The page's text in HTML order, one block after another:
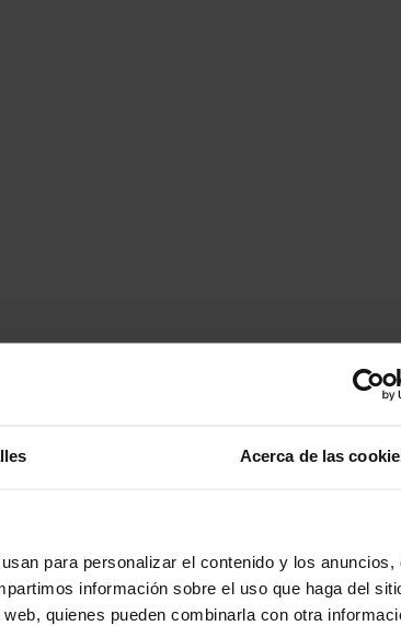
Acerca de las
para personalizar el contenido y los anuncios,
información sobre el uso que haga del
quienes pueden combinarla con otra